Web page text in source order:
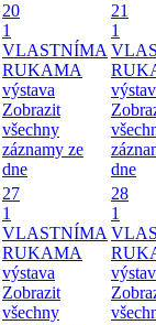
20
1
VLASTNÍMA
RUKAMA
výstava
Zobrazit
všechny
záznamy ze
dne
21
1
dne
27
1
VLASTNÍMA
RUKAMA
výstava
Zobrazit
všechny
28
1